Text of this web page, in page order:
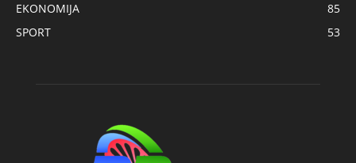
EKONOMIJA
85
SPORT
53